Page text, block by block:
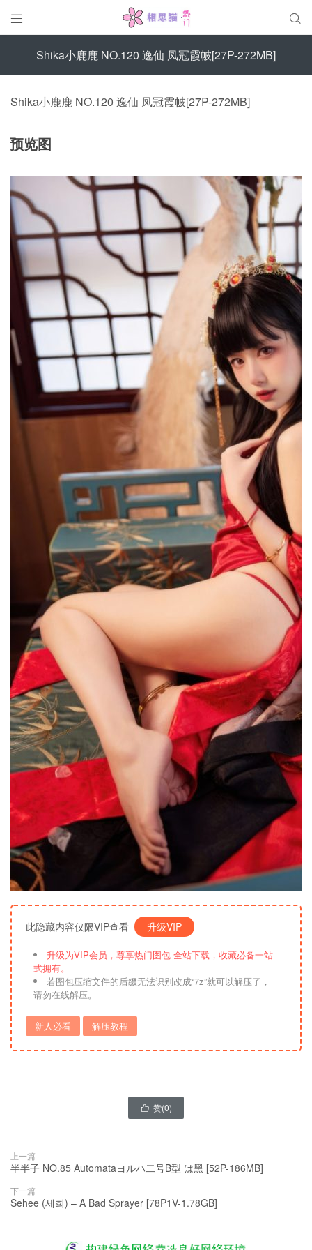
 
Shika小鹿鹿 NO.120 逸仙 凤冠霞帔[27P-272MB]
Shika小鹿鹿 NO.120 逸仙 凤冠霞帔[27P-272MB]
预览图
此隐藏内容仅限VIP查看 升级VIP
升级为VIP会员，尊享热门图包 全站下载，收藏必备一站
式拥有。
若图包压缩文件的后缀无法识别改成“7z”就可以解压了，
请勿在线解压。
新人必看 解压教程
 赞(0)
上一篇
半半子 NO.85 Automataヨルハ二号B型 は黑 [52P-186MB]
下一篇
Sehee (세희) – A Bad Sprayer [78P1V-1.78GB]